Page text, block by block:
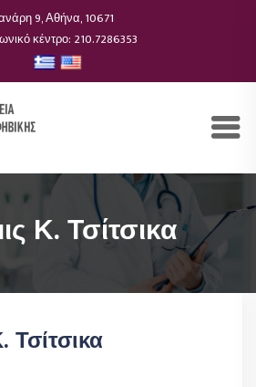
9, Αθήνα, 10671
κέντρο: 210.7286353
Κ. Τσίτσικα
Τσίτσικα